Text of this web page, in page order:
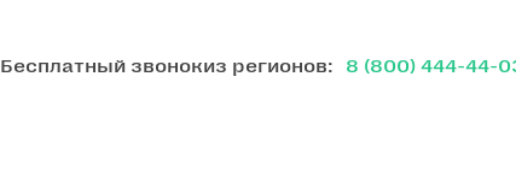
Бесплатный звонокиз регионов: 8 (800) 444-44-